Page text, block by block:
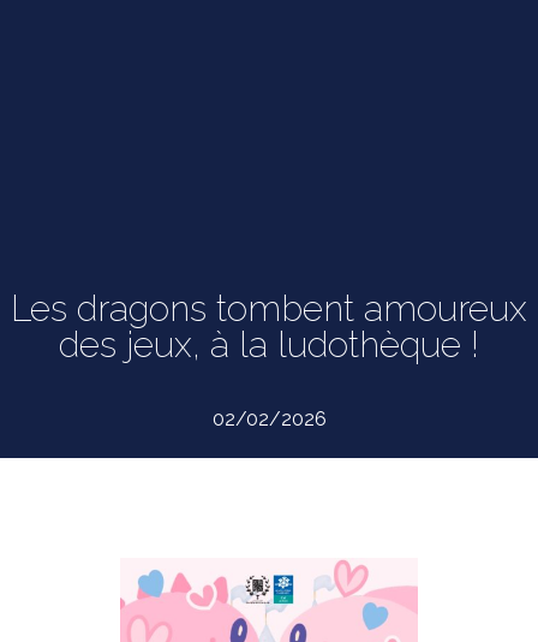
Les dragons tombent amoureux
des jeux, à la ludothèque !
02/02/2026